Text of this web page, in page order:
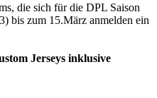
die sich für die DPL Saison
bis zum 15.März anmelden ein
Jerseys inklusive